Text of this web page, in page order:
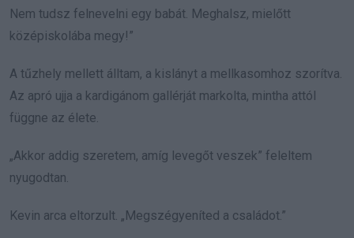
Nem tudsz felnevelni egy babát. Meghalsz, mielőtt
középiskolába megy!”
A tűzhely mellett álltam, a kislányt a mellkasomhoz szorítva.
Az apró ujja a kardigánom gallérját markolta, mintha attól
függne az élete.
„Akkor addig szeretem, amíg levegőt veszek” feleltem
nyugodtan.
Kevin arca eltorzult. „Megszégyeníted a családot.”